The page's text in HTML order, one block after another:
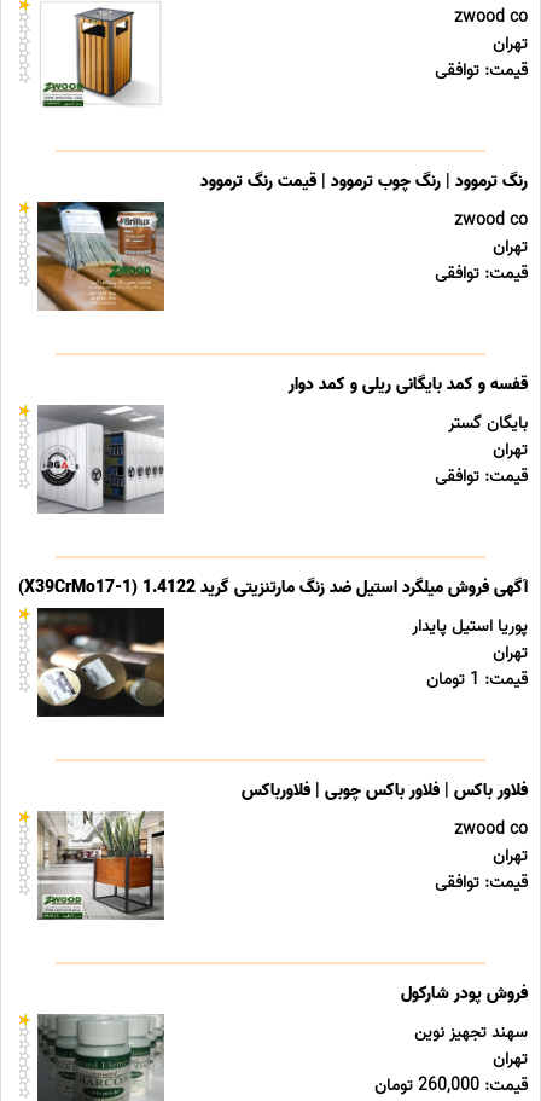
zwood co
تهران
قیمت: توافقی
رنگ ترموود | رنگ چوب ترموود | قیمت رنگ ترموود
zwood co
تهران
قیمت: توافقی
قفسه و کمد بایگانی ریلی و کمد دوار
بایگان گستر
تهران
قیمت: توافقی
آگهی فروش میلگرد استیل ضد زنگ مارتنزیتی گرید 1.4122 (X39CrMo17-1)
پوریا استیل پایدار
تهران
قیمت: 1 تومان
فلاور باکس | فلاور باکس چوبی | فلاورباکس
zwood co
تهران
قیمت: توافقی
فروش پودر شارکول
سهند تجهیز نوین
تهران
قیمت: 260,000 تومان